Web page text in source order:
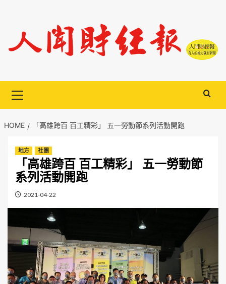
content
Menu
HOME 「高雄跨百 百工精彩」 五一勞動節系列活動開跑
地方 社團
「高雄跨百 百工精彩」 五一勞動節
系列活動開跑
2021-04-22